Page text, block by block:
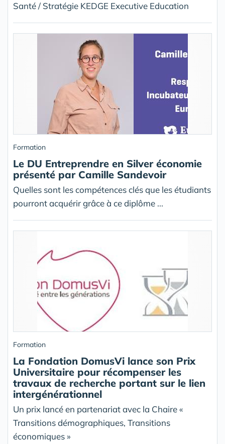
Santé / Stratégie KEDGE Executive Education
Formation
Le DU Entreprendre en Silver économie
présenté par Camille Sandevoir
Quelles sont les compétences clés que les étudiants
pourront acquérir grâce à ce diplôme ...
Formation
La Fondation DomusVi lance son Prix
Universitaire pour récompenser les
travaux de recherche portant sur le lien
intergénérationnel
Un prix lancé en partenariat avec la Chaire «
Transitions démographiques, Transitions
économiques »